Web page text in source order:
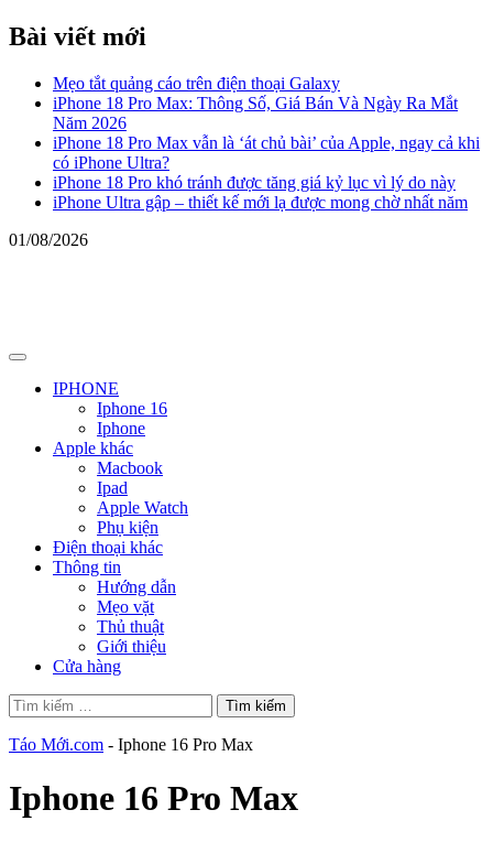
Bài viết mới
Mẹo tắt quảng cáo trên điện thoại Galaxy
iPhone 18 Pro Max: Thông Số, Giá Bán Và Ngày Ra Mắt
Năm 2026
iPhone 18 Pro Max vẫn là ‘át chủ bài’ của Apple, ngay cả khi
có iPhone Ultra?
iPhone 18 Pro khó tránh được tăng giá kỷ lục vì lý do này
iPhone Ultra gập – thiết kế mới lạ được mong chờ nhất năm
01/08/2026
Primary
IPHONE
Iphone 16
Iphone
Apple khác
Macbook
Ipad
Apple Watch
Phụ kiện
Điện thoại khác
Thông tin
Hướng dẫn
Mẹo vặt
Thủ thuật
Giới thiệu
Cửa hàng
Tìm
kiếm
cho:
Táo Mới.com - Iphone 16 Pro Max
Iphone 16 Pro Max